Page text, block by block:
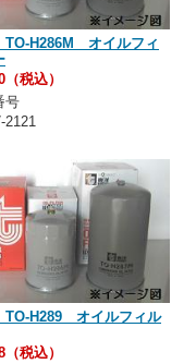
H286M オイルフィ
税込）
号
2121
H289 オイルフィル
税込）